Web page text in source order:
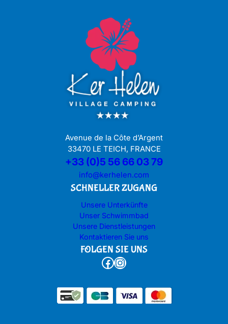
Avenue de la Côte d’Argent
33470 LE TEICH, FRANCE
+33 (0)5 56 66 03 79
info@kerhelen.com
SCHNELLER ZUGANG
Unsere Unterkünfte
Unser Schwimmbad
Unsere Dienstleistungen
Kontaktieren Sie uns
FOLGEN SIE UNS
Facebook Instagram